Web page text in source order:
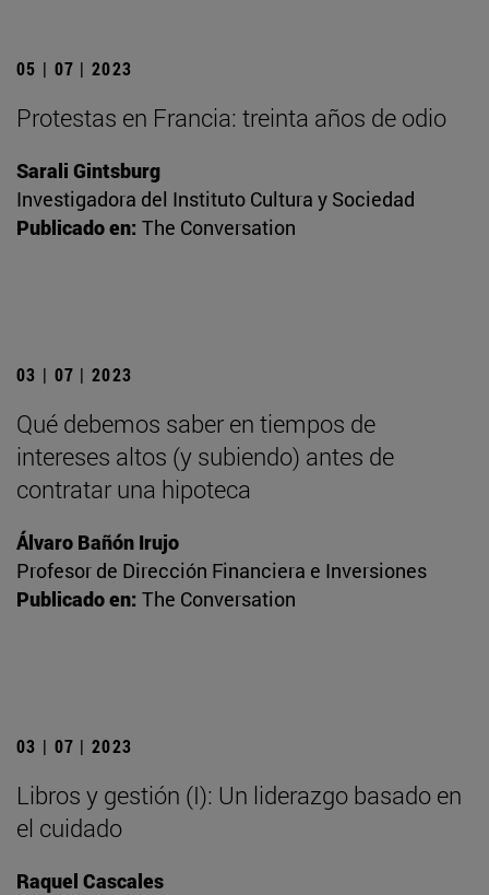
05 | 07 | 2023
Protestas en Francia: treinta años de odio
Sarali Gintsburg
Investigadora del Instituto Cultura y Sociedad
Publicado en: The Conversation
03 | 07 | 2023
Qué debemos saber en tiempos de
intereses altos (y subiendo) antes de
contratar una hipoteca
Álvaro Bañón Irujo
Profesor de Dirección Financiera e Inversiones
Publicado en: The Conversation
03 | 07 | 2023
Libros y gestión (I): Un liderazgo basado en
el cuidado
Raquel Cascales